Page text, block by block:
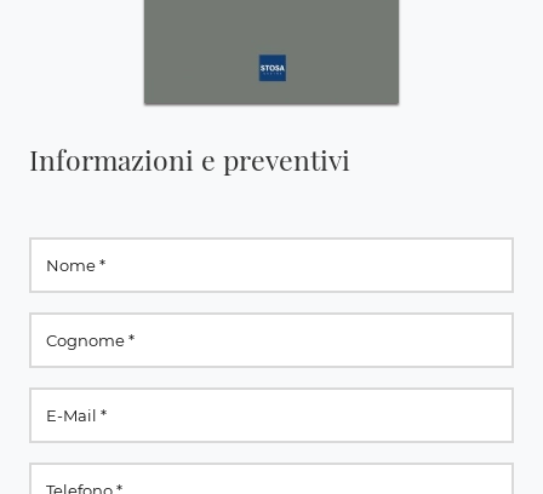
Informazioni e preventivi